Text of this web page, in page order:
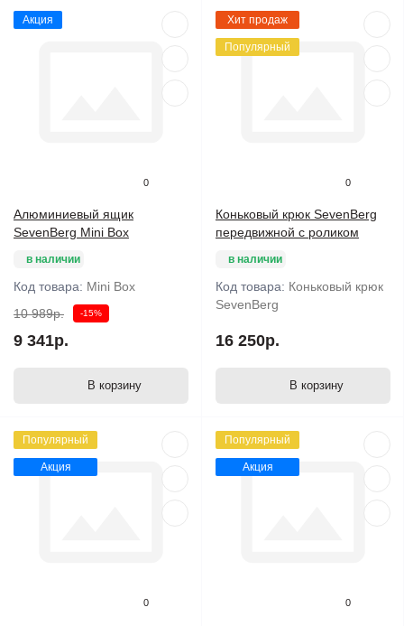
Акция
0
Алюминиевый ящик
SevenBerg Mini Box
в наличии
Код товара: Mini Box
10 989р.
-15%
9 341р.
В корзину
Хит продаж
Популярный
0
Коньковый крюк SevenBerg
передвижной с роликом
в наличии
Код товара: Коньковый крюк
SevenBerg
16 250р.
В корзину
Популярный
Акция
0
Популярный
Акция
0